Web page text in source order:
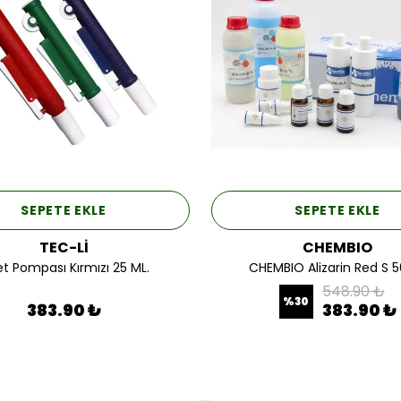
SEPETE EKLE
TEC-Lİ
Pompası Kırmızı 25 ML.
383.90 ₺
SEPETE EKLE
CHEMBIO
CHEMBIO Alizarin Red S
%30 548.90 ₺
383.90 ₺